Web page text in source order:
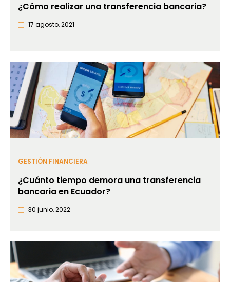
¿Cómo realizar una transferencia bancaria?
17 agosto, 2021
GESTIÓN FINANCIERA
¿Cuánto tiempo demora una transferencia
bancaria en Ecuador?
30 junio, 2022